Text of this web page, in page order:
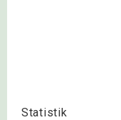
Statistik